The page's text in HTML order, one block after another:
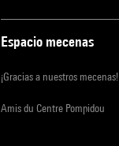
Espacio mecenas
¡Gracias a nuestros mecenas!
Amis du Centre Pompidou